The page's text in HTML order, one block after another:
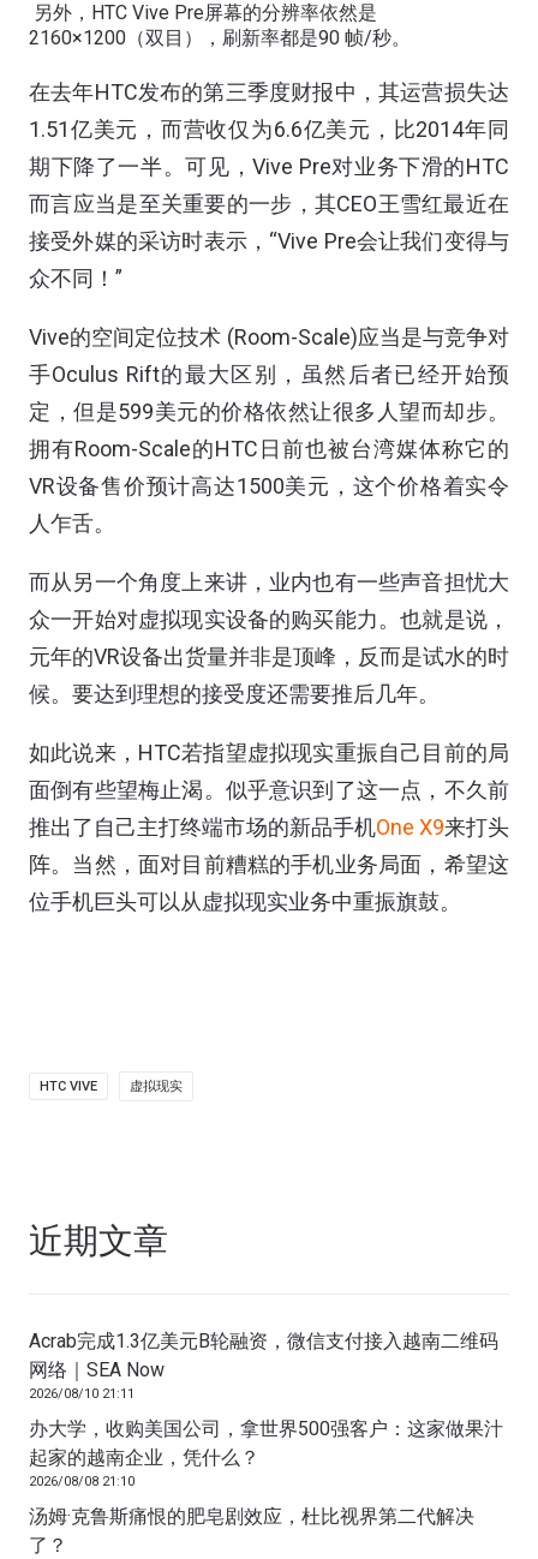
另外，HTC Vive Pre屏幕的分辨率依然是
2160×1200（双目），刷新率都是90 帧/秒。
在去年HTC发布的第三季度财报中，其运营损失达
1.51亿美元，而营收仅为6.6亿美元，比2014年同
期下降了一半。可见，Vive Pre对业务下滑的HTC
而言应当是至关重要的一步，其CEO王雪红最近在
接受外媒的采访时表示，“Vive Pre会让我们变得与
众不同！”
Vive的空间定位技术 (Room-Scale)应当是与竞争对
手Oculus Rift的最大区别，虽然后者已经开始预
定，但是599美元的价格依然让很多人望而却步。
拥有Room-Scale的HTC日前也被台湾媒体称它的
VR设备售价预计高达1500美元，这个价格着实令
人乍舌。
而从另一个角度上来讲，业内也有一些声音担忧大
众一开始对虚拟现实设备的购买能力。也就是说，
元年的VR设备出货量并非是顶峰，反而是试水的时
候。要达到理想的接受度还需要推后几年。
如此说来，HTC若指望虚拟现实重振自己目前的局
面倒有些望梅止渴。似乎意识到了这一点，不久前
推出了自己主打终端市场的新品手机One X9来打头
阵。当然，面对目前糟糕的手机业务局面，希望这
位手机巨头可以从虚拟现实业务中重振旗鼓。
HTC VIVE 虚拟现实
近期文章
Acrab完成1.3亿美元B轮融资，微信支付接入越南二维码
网络｜SEA Now
2026/08/10 21:11
办大学，收购美国公司，拿世界500强客户：这家做果汁
起家的越南企业，凭什么？
2026/08/08 21:10
汤姆·克鲁斯痛恨的肥皂剧效应，杜比视界第二代解决
了？